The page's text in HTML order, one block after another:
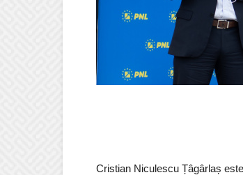
Cristian Niculescu Țâgârlaș